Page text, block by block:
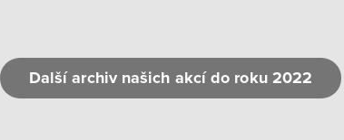
Další archiv našich akcí do roku 2022